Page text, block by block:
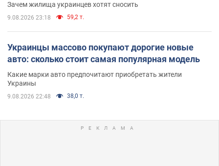
Зачем жилища украинцев хотят сносить
9.08.2026 23:18 59,2 т.
Украинцы массово покупают дорогие новые
авто: сколько стоит самая популярная модель
Какие марки авто предпочитают приобретать жители
Украины
9.08.2026 22:48 38,0 т.